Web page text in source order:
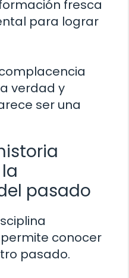
fresca
para lograr
verdad y
ser una
pasado
conocer
pasado.